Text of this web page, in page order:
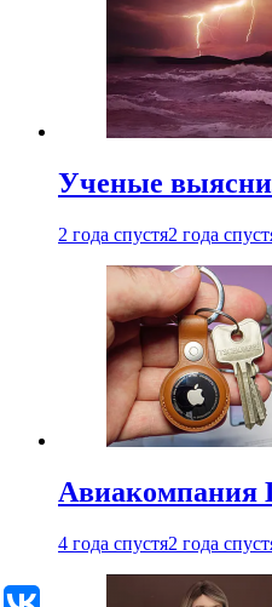
Ученые
2 года спустя2 года
Авиакомпания
4 года спустя2 года